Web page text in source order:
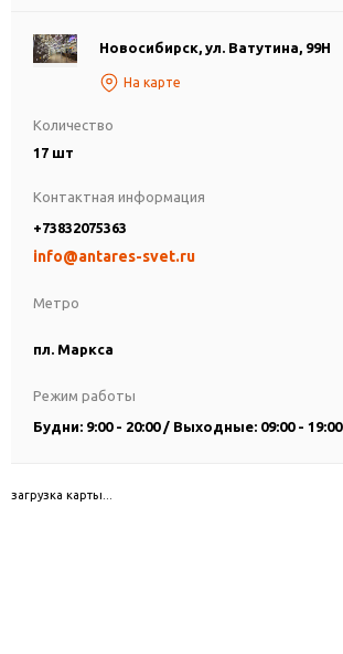
Новосибирск, ул. Ватутина, 99Н
На карте
Количество
17 шт
Метро
пл. Маркса
Контактная информация
+73832075363
info@antares-svet.ru
Режим работы
Будни: 9:00 - 20:00 / Выходные: 09:00 - 19:00
загрузка карты...